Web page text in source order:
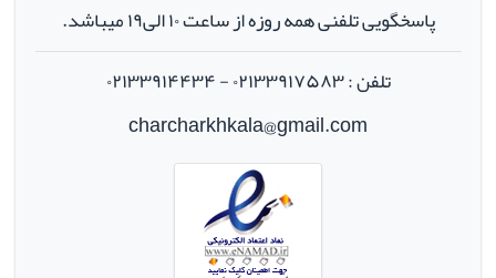
پاسخگویی تلفنی همه روزه از ساعت ۱۰ الی۱۹ میباشد.
تلفن : ۰۲۱۳۳۹۱۷۵۸۳ - ۰۲۱۳۳۹۱۴۴۳۴
charcharkhkala@gmail.com